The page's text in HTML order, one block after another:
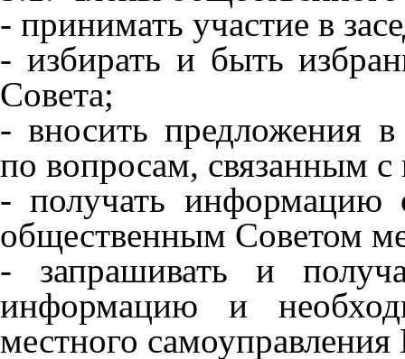
- принимать участие в
- избирать и быть
Совета;
- вносить предложения
по вопросам, связанным с
- получать
общественным Советом
- запрашивать и
информацию и
местного самоуправления